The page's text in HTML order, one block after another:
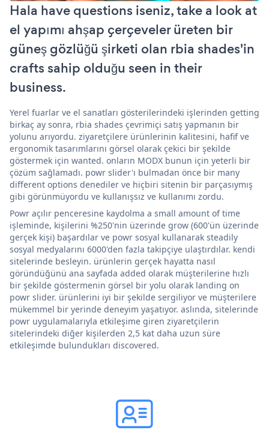
Hala have questions iseniz, take a look at
el yapımı ahşap çerçeveler üreten bir
güneş gözlüğü şirketi olan rbia shades'in
crafts sahip olduğu seen in their
business.
Yerel fuarlar ve el sanatları gösterilerindeki işlerinden getting
birkaç ay sonra, rbia shades çevrimiçi satış yapmanın bir
yolunu arıyordu. ziyaretçilere ürünlerinin kalitesini, hafif ve
ergonomik tasarımlarını görsel olarak çekici bir şekilde
göstermek için wanted. onların MODX bunun için yeterli bir
çözüm sağlamadı. powr slider'ı bulmadan önce bir many
different options denediler ve hiçbiri sitenin bir parçasıymış
gibi görünmüyordu ve kullanışsız ve kullanımı zordu.
Powr açılır penceresine kaydolma a small amount of time
işleminde, kişilerini %250'nin üzerinde grow (600'ün üzerinde
gerçek kişi) başardılar ve powr sosyal kullanarak steadily
sosyal medyalarını 6000'den fazla takipçiye ulaştırdılar. kendi
sitelerinde besleyin. ürünlerin gerçek hayatta nasıl
göründüğünü ana sayfada added olarak müşterilerine hızlı
bir şekilde göstermenin görsel bir yolu olarak landing on
powr slider. ürünlerini iyi bir şekilde sergiliyor ve müşterilere
mükemmel bir yerinde deneyim yaşatıyor. aslında, sitelerinde
powr uygulamalarıyla etkileşime giren ziyaretçilerin
sitelerindeki diğer kişilerden 2,5 kat daha uzun süre
etkileşimde bulundukları discovered.